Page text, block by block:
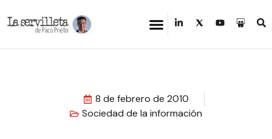
8 de febrero de 2010
Sociedad de la información